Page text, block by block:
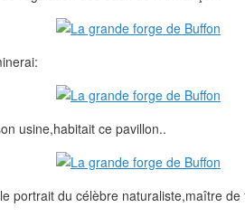
usine,habitait ce pavillon..
portrait du célèbre naturaliste,maître de